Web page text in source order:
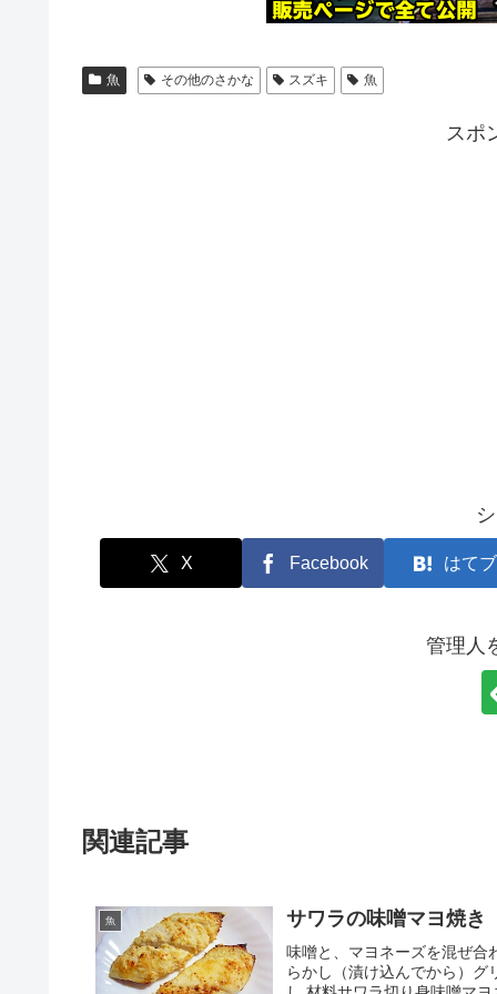
魚 その他のさかな スズキ 魚
スポ
X Facebook はてブ
管理人
関連記事
魚 サワラの味噌マヨ焼き
味噌と、マヨネーズを混ぜ合
らかし（漬け込んでから）